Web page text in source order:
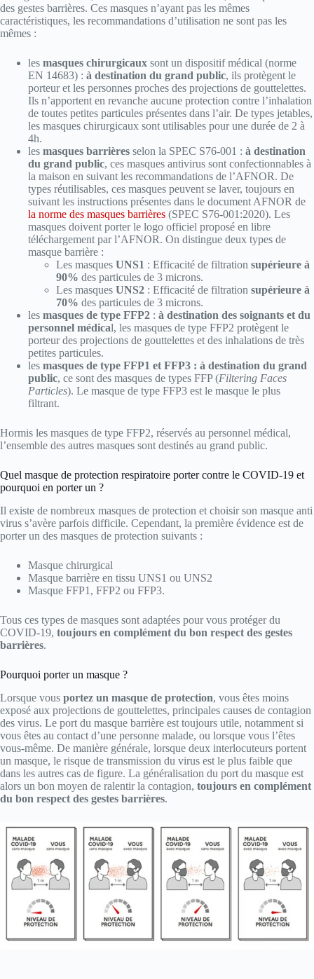
des gestes barrières. Ces masques n’ayant pas les mêmes
caractéristiques, les recommandations d’utilisation ne sont pas les
mêmes :
les masques chirurgicaux sont un dispositif médical (norme
EN 14683) : à destination du grand public, ils protègent le
porteur et les personnes proches des projections de gouttelettes.
Ils n’apportent en revanche aucune protection contre l’inhalation
de toutes petites particules présentes dans l’air. De types jetables,
les masques chirurgicaux sont utilisables pour une durée de 2 à
4h.
les masques barrières selon la SPEC S76-001 : à destination
du grand public, ces masques antivirus sont confectionnables à
la maison en suivant les recommandations de l’AFNOR. De
types réutilisables, ces masques peuvent se laver, toujours en
suivant les instructions présentes dans le document AFNOR de
la norme des masques barrières (SPEC S76-001:2020). Les
masques doivent porter le logo officiel proposé en libre
téléchargement par l’AFNOR. On distingue deux types de
masque barrière :
Les masques UNS1 : Efficacité de filtration supérieure à
90% des particules de 3 microns.
Les masques UNS2 : Efficacité de filtration supérieure à
70% des particules de 3 microns.
les masques de type FFP2 : à destination des soignants et du
personnel médical, les masques de type FFP2 protègent le
porteur des projections de gouttelettes et des inhalations de très
petites particules.
les masques de type FFP1 et FFP3 : à destination du grand
public, ce sont des masques de types FFP (Filtering Faces
Particles). Le masque de type FFP3 est le masque le plus
filtrant.
Hormis les masques de type FFP2, réservés au personnel médical,
l’ensemble des autres masques sont destinés au grand public.
Quel masque de protection respiratoire porter contre le COVID-19 et
pourquoi en porter un ?
Il existe de nombreux masques de protection et choisir son masque anti
virus s’avère parfois difficile. Cependant, la première évidence est de
porter un des masques de protection suivants :
Masque chirurgical
Masque barrière en tissu UNS1 ou UNS2
Masque FFP1, FFP2 ou FFP3.
Tous ces types de masques sont adaptées pour vous protéger du
COVID-19, toujours en complément du bon respect des gestes
barrières.
Pourquoi porter un masque ?
Lorsque vous portez un masque de protection, vous êtes moins
exposé aux projections de gouttelettes, principales causes de contagion
des virus. Le port du masque barrière est toujours utile, notamment si
vous êtes au contact d’une personne malade, ou lorsque vous l’êtes
vous-même. De manière générale, lorsque deux interlocuteurs portent
un masque, le risque de transmission du virus est le plus faible que
dans les autres cas de figure. La généralisation du port du masque est
alors un bon moyen de ralentir la contagion, toujours en complément
du bon respect des gestes barrières.